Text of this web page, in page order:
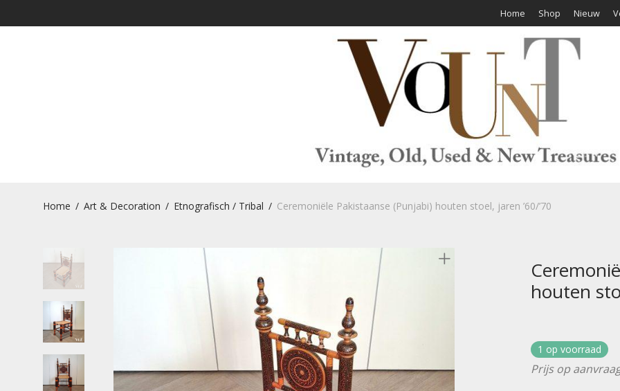
Home Shop Nieuw
Home / Art & Decoration / Etnografisch / Tribal / Ceremoniële Pakistaanse (Punjabi) houten stoel, jaren ’60/’70
houten
1 op voorraad
Prijs op